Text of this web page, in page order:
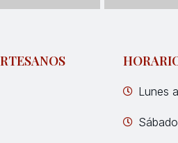
Lunes